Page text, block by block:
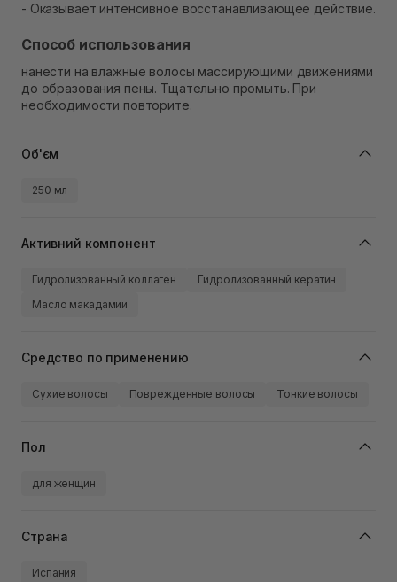
- Оказывает интенсивное восстанавливающее действие.
Способ использования
нанести на влажные волосы массирующими движениями
до образования пены. Тщательно промыть. При
необходимости повторите.
Об'єм
250 мл
Активний компонент
Гидролизованный коллаген
Гидролизованный кератин
Масло макадамии
Средство по применению
Сухие волосы Поврежденные волосы Тонкие волосы
Пол
для женщин
Страна
Испания